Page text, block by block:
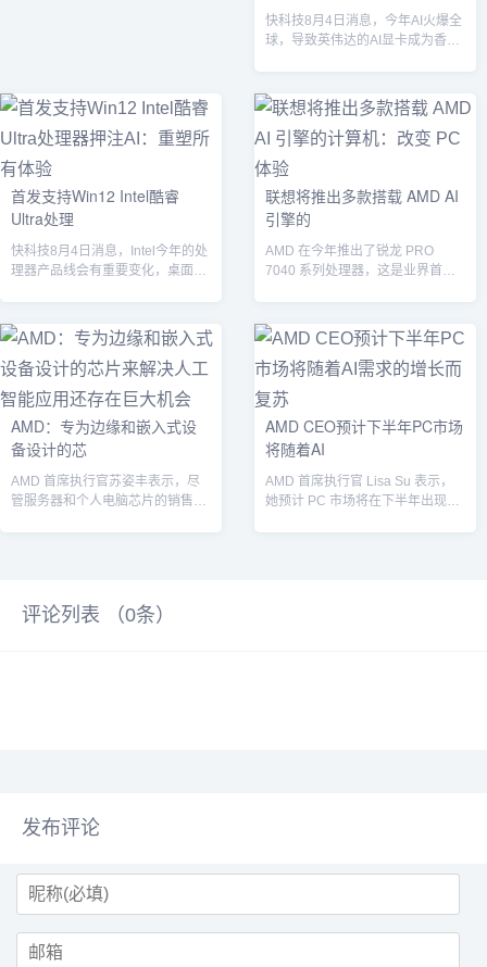
快科技8月4日消息，今年AI火爆全
球，导致英伟达的AI显卡成为香饽
首发支持Win12 Intel酷睿
Ultra处理
快科技8月4日消息，Intel今年的处
理器产品线会有重要变化，桌面版
联想将推出多款搭载 AMD AI
引擎的
AMD 在今年推出了锐龙 PRO
7040 系列处理器，这是业界首款
AMD：专为边缘和嵌入式设
备设计的芯
AMD 首席执行官苏姿丰表示，尽
管服务器和个人电脑芯片的销售继
AMD CEO预计下半年PC市场
将随着AI
AMD 首席执行官 Lisa Su 表示，
她预计 PC 市场将在下半年出现季
评论列表 （0条）
发布评论